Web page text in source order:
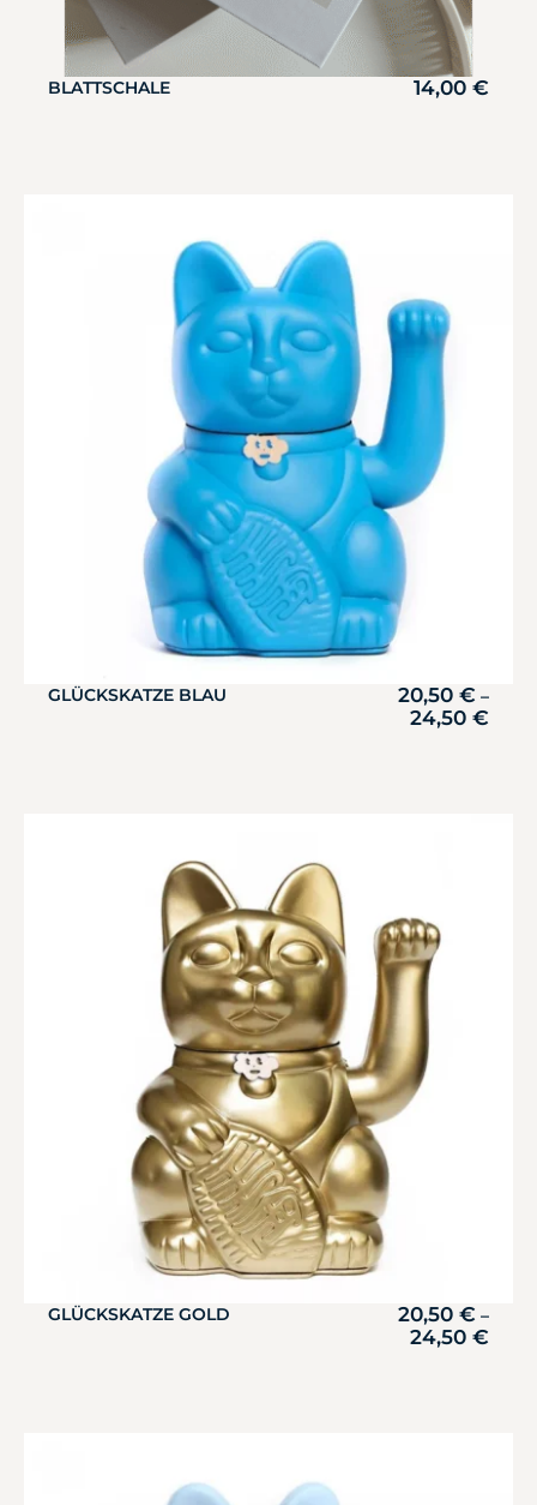
BLATTSCHALE 14,00 €
GLÜCKSKATZE BLAU 20,50 € –
24,50 €
GLÜCKSKATZE GOLD 20,50 € –
24,50 €